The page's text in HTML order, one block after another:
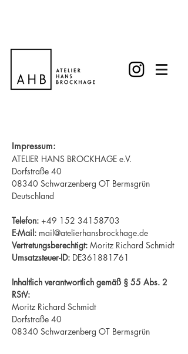
Impressum:
ATELIER HANS BROCKHAGE e.V.
Dorfstraße 40
08340 Schwarzenberg OT Bermsgrün
Deutschland
Telefon: +49 152 34158703
E-Mail: mail@atelierhansbrockhage.de
Vertretungsberechtigt: Moritz Richard Schmidt
Umsatzsteuer-ID: DE361881761
Inhaltlich verantwortlich gemäß § 55 Abs. 2
RStV:
Moritz Richard Schmidt
Dorfstraße 40
08340 Schwarzenberg OT Bermsgrün